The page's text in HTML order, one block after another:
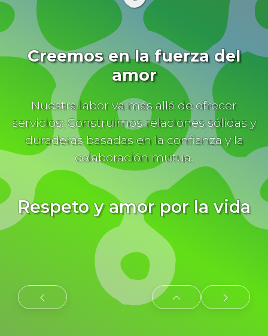
Creemos en la fuerza del
amor
Nuestra labor va más allá de ofrecer
servicios: Construimos relaciones sólidas y
duraderas basadas en la confianza y la
colaboración mutua.
Respeto y amor por la vida